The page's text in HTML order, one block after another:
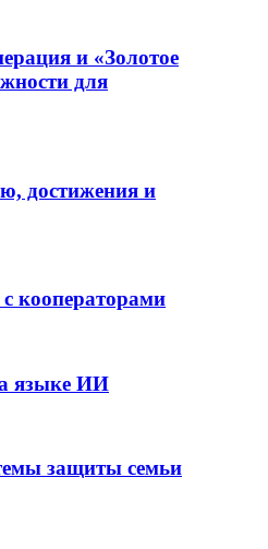
и «Золотое
для
достижения и
кооператорами
языке ИИ
защиты семьи